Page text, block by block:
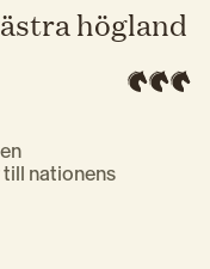
högland
nationens